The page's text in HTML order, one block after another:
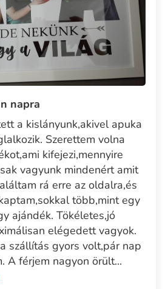
napra
a kislányunk,akivel apuka
Szerettem volna
kifejezi,mennyire
vagyunk mindenért amit
rá erre az oldalra,és
több,mint egy
ajándék. Tökéletes,jó
elégedett vagyok.
szállítás gyors volt,pár nap
A férjem nagyon örült...